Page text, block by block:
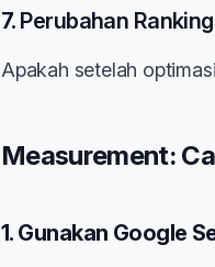
7. Perubahan
Apakah setelah
Measurement:
1. Gunakan Google